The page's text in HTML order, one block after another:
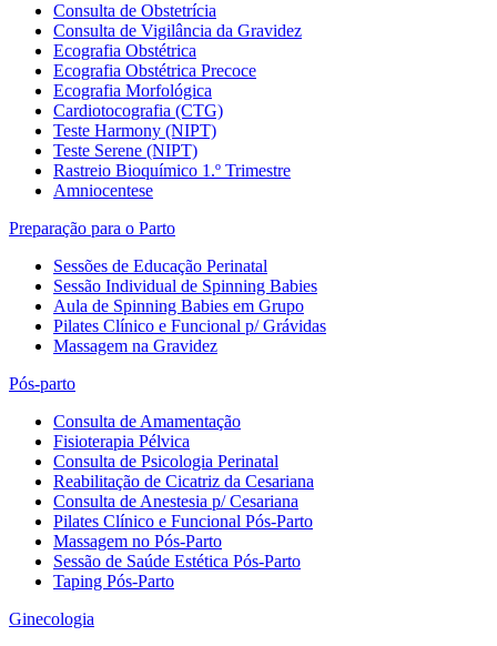
Consulta de Obstetrícia
Consulta de Vigilância da Gravidez
Ecografia Obstétrica
Ecografia Obstétrica Precoce
Ecografia Morfológica
Cardiotocografia (CTG)
Teste Harmony (NIPT)
Teste Serene (NIPT)
Rastreio Bioquímico 1.º Trimestre
Amniocentese
Preparação para o Parto
Sessões de Educação Perinatal
Sessão Individual de Spinning Babies
Aula de Spinning Babies em Grupo
Pilates Clínico e Funcional p/ Grávidas
Massagem na Gravidez
Pós-parto
Consulta de Amamentação
Fisioterapia Pélvica
Consulta de Psicologia Perinatal
Reabilitação de Cicatriz da Cesariana
Consulta de Anestesia p/ Cesariana
Pilates Clínico e Funcional Pós-Parto
Massagem no Pós-Parto
Sessão de Saúde Estética Pós-Parto
Taping Pós-Parto
Ginecologia